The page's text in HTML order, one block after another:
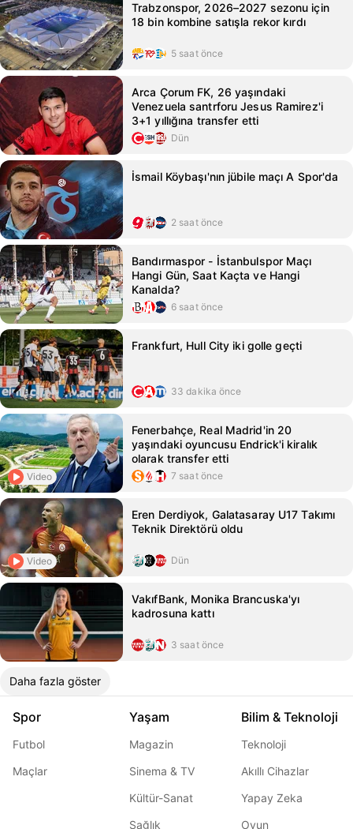
Trabzonspor, 2026–2027 sezonu için
18 bin kombine satışla rekor kırdı
5 saat önce
Arca Çorum FK, 26 yaşındaki
Venezuela santrforu Jesus Ramirez'i
3+1 yıllığına transfer etti
Dün
İsmail Köybaşı'nın jübile maçı A Spor'da
2 saat önce
Bandırmaspor - İstanbulspor Maçı
Hangi Gün, Saat Kaçta ve Hangi
Kanalda?
6 saat önce
Frankfurt, Hull City iki golle geçti
33 dakika önce
Video
Fenerbahçe, Real Madrid'in 20
yaşındaki oyuncusu Endrick'i kiralık
olarak transfer etti
7 saat önce
Video
Eren Derdiyok, Galatasaray U17 Takımı
Teknik Direktörü oldu
Dün
VakıfBank, Monika Brancuska'yı
kadrosuna kattı
3 saat önce
Daha fazla göster
Spor
Futbol
Maçlar
Yaşam
Magazin
Sinema & TV
Kültür-Sanat
Sağlık
Bilim & Teknoloji
Teknoloji
Akıllı Cihazlar
Yapay Zeka
Oyun